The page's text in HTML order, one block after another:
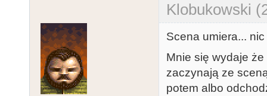
Klobukowski
Scena umiera...
Mnie się wydaje
zaczynają ze
potem albo